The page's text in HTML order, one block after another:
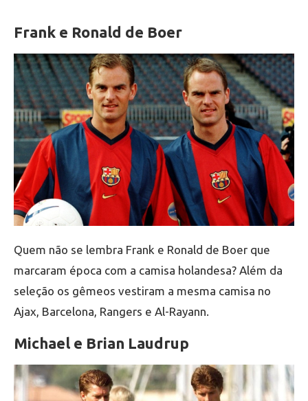
Frank e Ronald de Boer
Quem não se lembra Frank e Ronald de Boer que
marcaram época com a camisa holandesa? Além da
seleção os gêmeos vestiram a mesma camisa no
Ajax, Barcelona, Rangers e Al-Rayann.
Michael e Brian Laudrup